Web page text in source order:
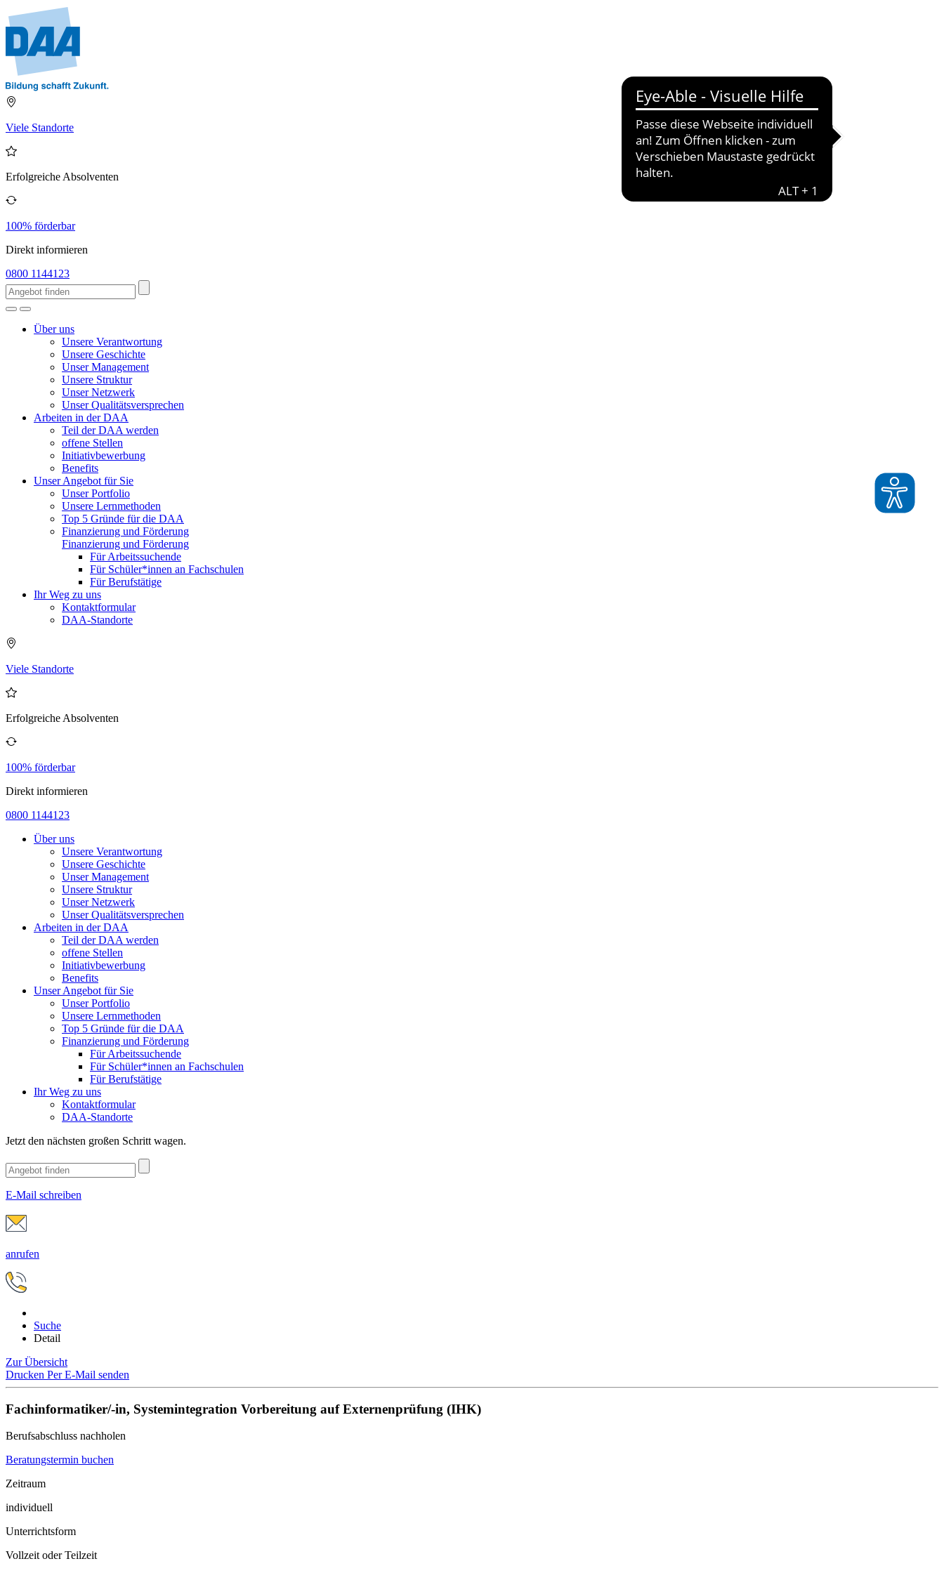
Viele Standorte
Erfolgreiche Absolventen
100% förderbar
Direkt informieren
0800 1144123
Über uns
Unsere Verantwortung
Unsere Geschichte
Unser Management
Unsere Struktur
Unser Netzwerk
Unser Qualitätsversprechen
Arbeiten in der DAA
Teil der DAA werden
offene Stellen
Initiativbewerbung
Benefits
Unser Angebot für Sie
Unser Portfolio
Unsere Lernmethoden
Top 5 Gründe für die DAA
Finanzierung und Förderung
Finanzierung und Förderung
Für Arbeitssuchende
Für Schüler*innen an Fachschulen
Für Berufstätige
Ihr Weg zu uns
Kontaktformular
DAA-Standorte
Viele Standorte
Erfolgreiche Absolventen
100% förderbar
Direkt informieren
0800 1144123
Über uns
Unsere Verantwortung
Unsere Geschichte
Unser Management
Unsere Struktur
Unser Netzwerk
Unser Qualitätsversprechen
Arbeiten in der DAA
Teil der DAA werden
offene Stellen
Initiativbewerbung
Benefits
Unser Angebot für Sie
Unser Portfolio
Unsere Lernmethoden
Top 5 Gründe für die DAA
Finanzierung und Förderung
Für Arbeitssuchende
Für Schüler*innen an Fachschulen
Für Berufstätige
Ihr Weg zu uns
Kontaktformular
DAA-Standorte
Jetzt den nächsten großen Schritt wagen.
E-Mail schreiben
anrufen
Suche
Detail
Zur Übersicht
Drucken Per E-Mail senden
Fachinformatiker/-in, Systemintegration Vorbereitung auf Externenprüfung (IHK)
Berufsabschluss nachholen
Beratungstermin buchen
Zeitraum
individuell
Unterrichtsform
Vollzeit oder Teilzeit